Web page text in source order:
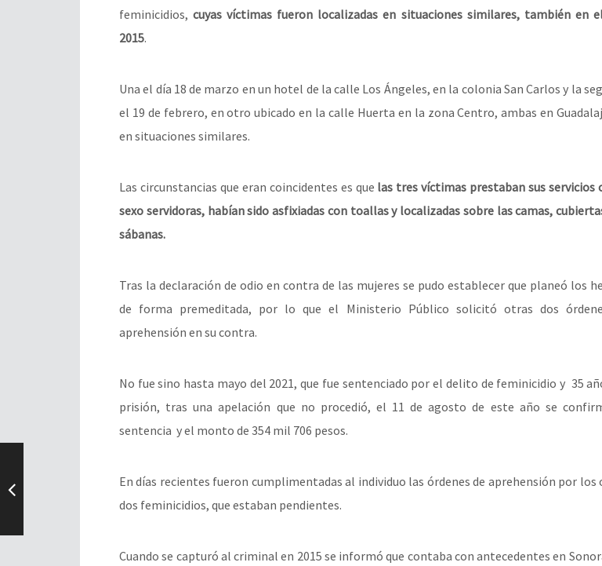
feminicidios,cuyas víctimas fueron localizadas en situaciones similares, también en
2015.
Una el día 18 de marzo en un hotel de la calle Los Ángeles, en la colonia San Carlos y la
el 19 de febrero, en otro ubicado en la calle Huerta en la zona Centro, ambas en
en situaciones similares.
Las circunstancias que eran coincidentes es que las tres víctimas prestaban sus servicios
sexo servidoras, habían sido asfixiadas con toallas y localizadas sobre las camas,
sábanas.
Tras la declaración de odio en contra de las mujeres se pudo establecer que planeó los
de forma premeditada, por lo que el Ministerio Público solicitó otras dos
aprehensión en su contra.
No fue sino hasta mayo del 2021, que fue sentenciado por el delito de feminicidio y 35
prisión, tras una apelación que no procedió, el 11 de agosto de este año se
sentencia y el monto de 354 mil 706 pesos.
En días recientes fueron cumplimentadas al individuo las órdenes de aprehensión por los
dos feminicidios, que estaban pendientes.
Cuando se capturó al criminal en 2015 se informó que contaba con antecedentes en